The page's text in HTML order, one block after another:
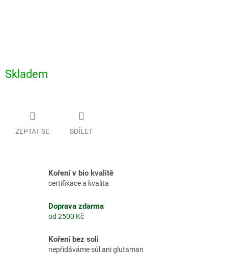
Skladem
ZEPTAT SE SDÍLET
Koření v bio kvalitě
certifikace a kvalita
Doprava zdarma
od 2500 Kč
Koření bez soli
nepřidáváme sůl ani glutaman